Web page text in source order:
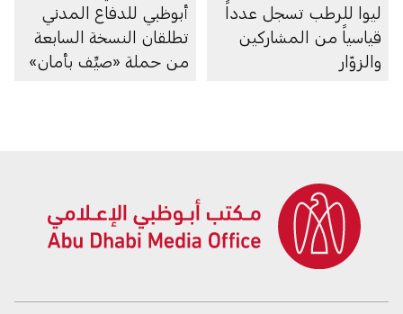
ليوا للرطب تسجل عدداً
قياسياً من المشاركين
والزوّار
أبوظبي للدفاع المدني
تطلقان النسخة السابعة
من حملة «صيِّف بأمان»